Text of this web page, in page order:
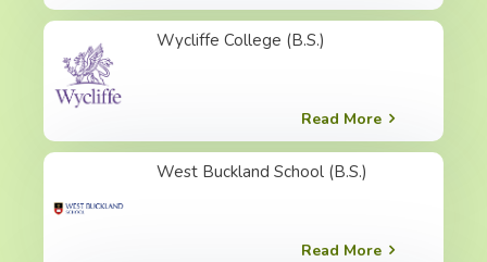
Wycliffe College (B.S.)
Read More
West Buckland School (B.S.)
Read More